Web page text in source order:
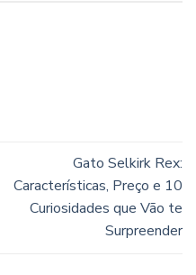
Gato Selkirk Rex:
Características, Preço e 10
Curiosidades que Vão te
Surpreender